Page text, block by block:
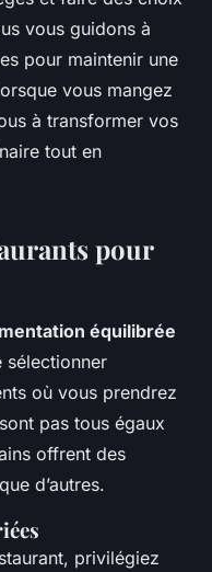
vous guidons à
pour maintenir une
vous mangez
à transformer vos
tout en
pour
équilibrée
sélectionner
où vous prendrez
pas tous égaux
offrent des
d’autres.
privilégiez